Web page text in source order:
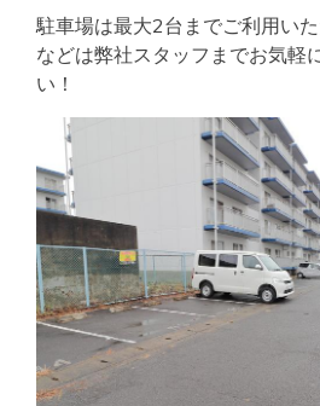
駐車場は最大2台までご利用い
などは弊社スタッフまでお気軽
い！